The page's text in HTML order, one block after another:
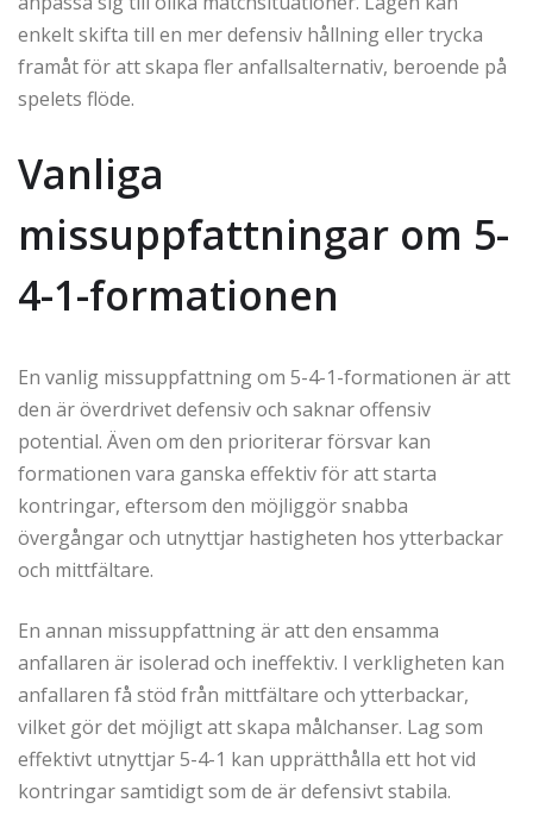
enkelt skifta till en mer defensiv hållning eller trycka
framåt för att skapa fler anfallsalternativ, beroende på
spelets flöde.
Vanliga
missuppfattningar om 5-
4-1-formationen
En vanlig missuppfattning om 5-4-1-formationen är att
den är överdrivet defensiv och saknar offensiv
potential. Även om den prioriterar försvar kan
formationen vara ganska effektiv för att starta
kontringar, eftersom den möjliggör snabba
övergångar och utnyttjar hastigheten hos ytterbackar
och mittfältare.
En annan missuppfattning är att den ensamma
anfallaren är isolerad och ineffektiv. I verkligheten kan
anfallaren få stöd från mittfältare och ytterbackar,
vilket gör det möjligt att skapa målchanser. Lag som
effektivt utnyttjar 5-4-1 kan upprätthålla ett hot vid
kontringar samtidigt som de är defensivt stabila.